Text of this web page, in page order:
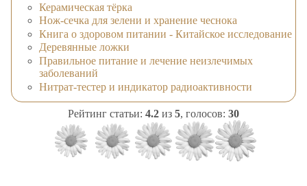
Керамическая тёрка
Нож-сечка для зелени и хранение чеснока
Книга о здоровом питании - Китайское исследование
Деревянные ложки
Правильное питание и лечение неизлечимых
заболеваний
Нитрат-тестер и индикатор радиоактивности
Рейтинг статьи: 4.2 из 5, голосов: 30